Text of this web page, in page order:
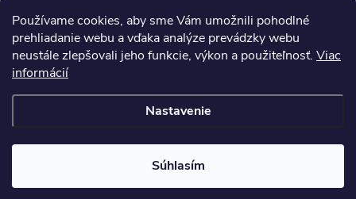
Používame cookies, aby sme Vám umožnili pohodlné
prehliadanie webu a vďaka analýze prevádzky webu
neustále zlepšovali jeho funkcie, výkon a použiteľnosť. Viac
informácií
Nastavenie
Súhlasím
nastavenie cookies